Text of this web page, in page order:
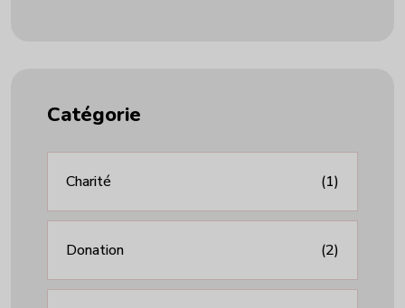
Catégorie
Charité (1)
Donation (2)